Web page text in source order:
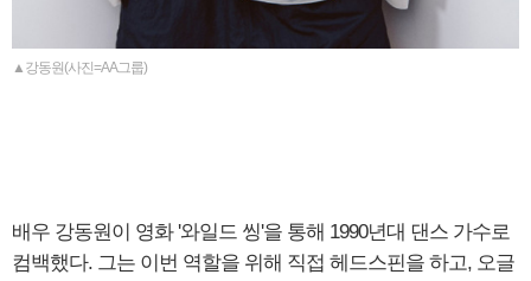
▲강동원(사진=AA그룹)
배우 강동원이 영화 '와일드 씽'을 통해 1990년대 댄스 가수로
컴백했다. 그는 이번 역할을 위해 직접 헤드스핀을 하고, 오글